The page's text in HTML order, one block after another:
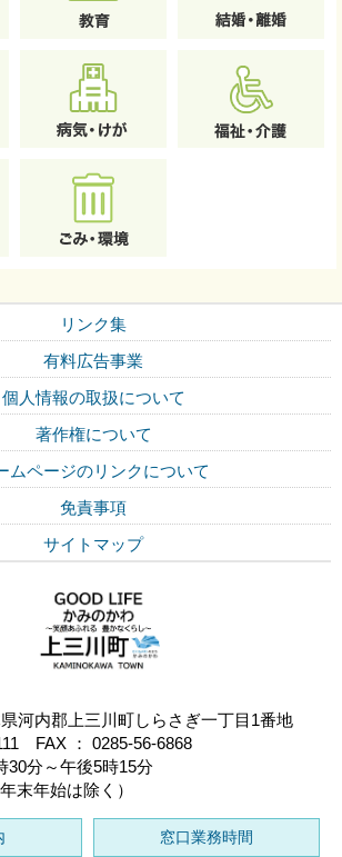
リンク集
有料広告事業
個人情報の取扱について
著作権について
ムページのリンクについて
免責事項
サイトマップ
河内郡上三川町しらさぎ一丁目1番地
FAX ： 0285-56-6868
30分～午後5時15分
末年始は除く）
窓口業務時間